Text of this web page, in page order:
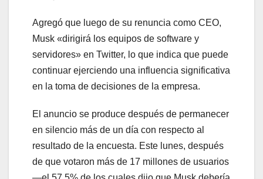
Agregó que luego de su renuncia como CEO,
Musk «dirigirá los equipos de software y
servidores» en Twitter, lo que indica que puede
continuar ejerciendo una influencia significativa
en la toma de decisiones de la empresa.
El anuncio se produce después de permanecer
en silencio más de un día con respecto al
resultado de la encuesta. Este lunes, después
de que votaron más de 17 millones de usuarios